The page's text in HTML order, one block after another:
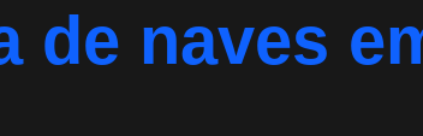
de naves